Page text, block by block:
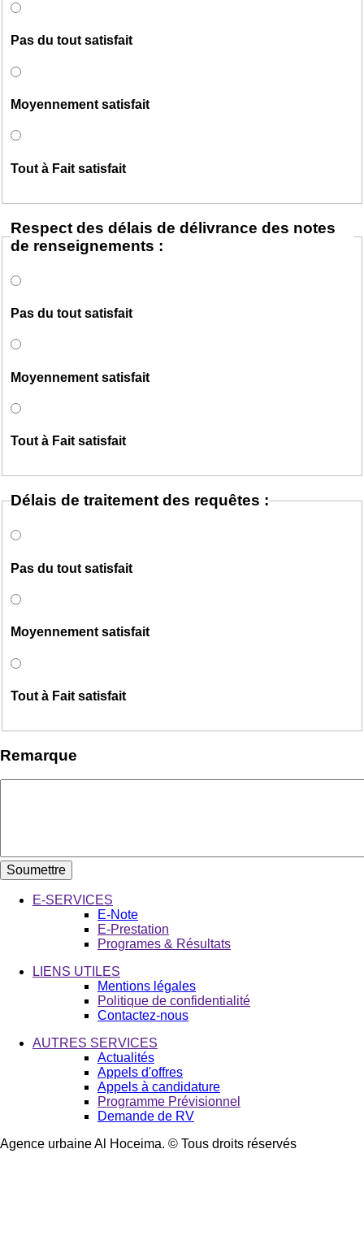
Pas du tout satisfait
Moyennement satisfait
Tout à Fait satisfait
Respect des délais de délivrance des notes
de renseignements :
Pas du tout satisfait
Moyennement satisfait
Tout à Fait satisfait
Délais de traitement des requêtes :
Pas du tout satisfait
Moyennement satisfait
Tout à Fait satisfait
Remarque
E-SERVICES
E-Note
E-Prestation
Programes & Résultats
LIENS UTILES
Mentions légales
Politique de confidentialité
Contactez-nous
AUTRES SERVICES
Actualités
Appels d'offres
Appels à candidature
Programme Prévisionnel
Demande de RV
Agence urbaine Al Hoceima. © Tous droits réservés